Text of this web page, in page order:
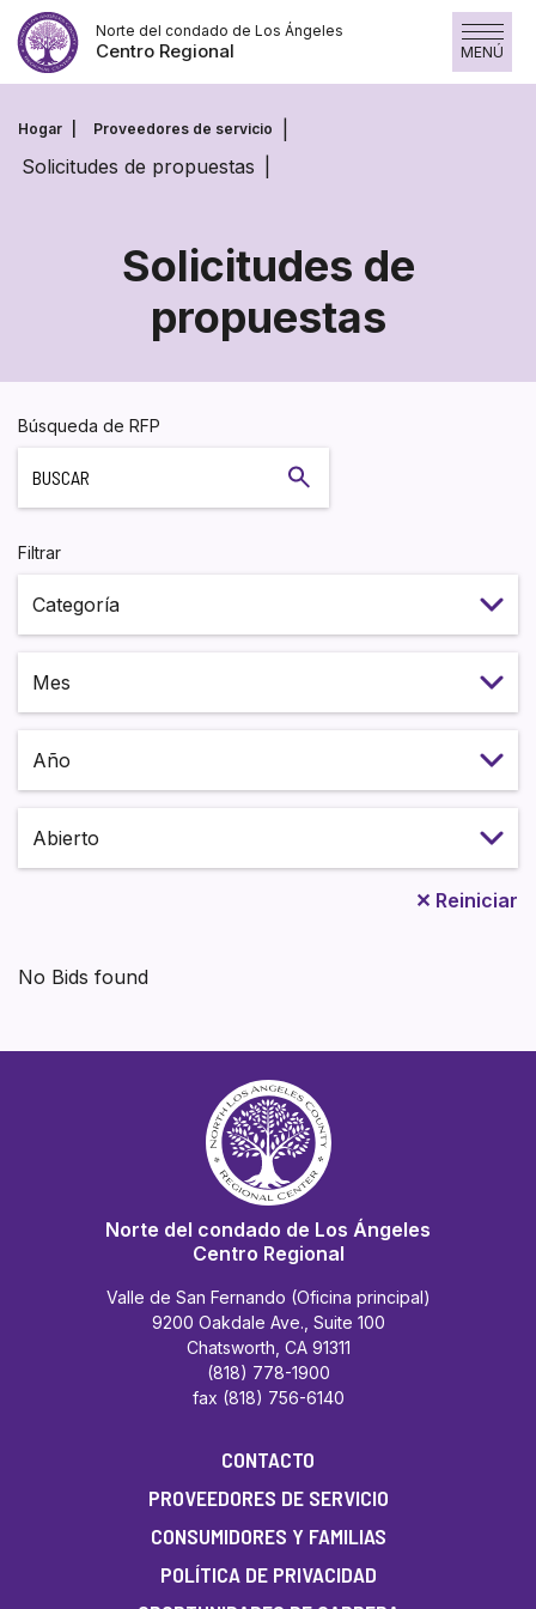
Saltar
contenido
Norte del condado de Los Ángeles
Centro Regional MENÚ
Hogar Proveedores de servicio
Solicitudes de propuestas
Solicitudes de
propuestas
Solicitudes
Búsqueda de RFP
Buscar
Filtrar
✕ Reiniciar
No Bids found
Norte del condado de Los Ángeles
Centro Regional
Valle de San Fernando (Oficina principal)
9200 Oakdale Ave., Suite 100
Chatsworth, CA 91311
(818) 778-1900
fax (818) 756-6140
CONTACTO
PROVEEDORES DE SERVICIO
CONSUMIDORES Y FAMILIAS
POLÍTICA DE PRIVACIDAD